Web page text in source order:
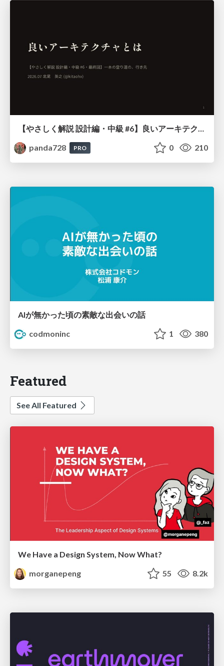
panda728
PRO 0 210
AIが無かった頃の素敵な出会いの話
codmoninc
1 380
Featured
See All Featured
We Have a Design System, Now What?
morganepeng
55 8.2k